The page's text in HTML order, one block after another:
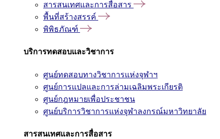
สารสนเทศและการสื่อสาร
พื้นที่สร้างสรรค์
พิพิธภัณฑ์
บริการทดสอบและวิชาการ
ศูนย์ทดสอบทางวิชาการแห่งจุฬาฯ
ศูนย์การแปลและการล่ามเฉลิมพระเกียรติ
ศูนย์กฎหมายเพื่อประชาชน
ศูนย์บริการวิชาการแห่งจุฬาลงกรณ์มหาวิทยาลัย
สารสนเทศและการสื่อสาร